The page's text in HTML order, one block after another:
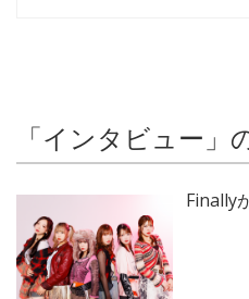
「インタビュー」
Finally